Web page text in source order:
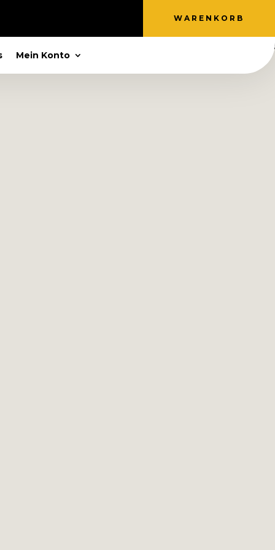
WARENKORB
Mein Konto